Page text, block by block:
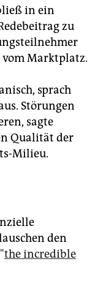
in ein
zu
Marktplatz.
sprach
Störungen
sagte
Qualität der
Milieu.
den
the incredible